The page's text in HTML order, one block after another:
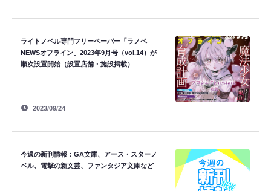
ライトノベル専門フリーペーパー「ラノベ
NEWSオフライン」2023年9月号（vol.14）が
順次設置開始（設置店舗・施設掲載）
2023/09/24
今週の新刊情報：GA文庫、アース・スターノ
ベル、電撃の新文芸、ファンタジア文庫など